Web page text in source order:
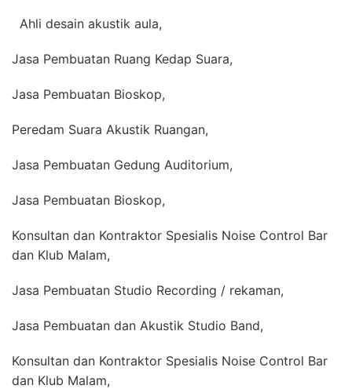
Ahli desain akustik aula,
Jasa Pembuatan Ruang Kedap Suara,
Jasa Pembuatan Bioskop,
Peredam Suara Akustik Ruangan,
Jasa Pembuatan Gedung Auditorium,
Jasa Pembuatan Bioskop,
Konsultan dan Kontraktor Spesialis Noise Control Bar
dan Klub Malam,
Jasa Pembuatan Studio Recording / rekaman,
Jasa Pembuatan dan Akustik Studio Band,
Konsultan dan Kontraktor Spesialis Noise Control Bar
dan Klub Malam,